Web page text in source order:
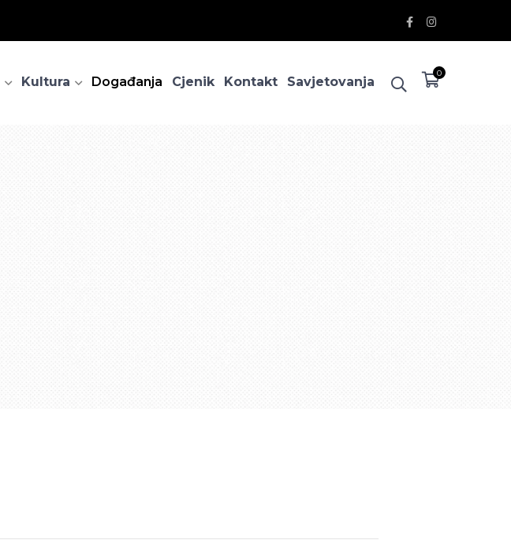
Facebook
Profile
Instagram
Profile
0
Kultura Događanja Cjenik Kontakt Savjetovanja